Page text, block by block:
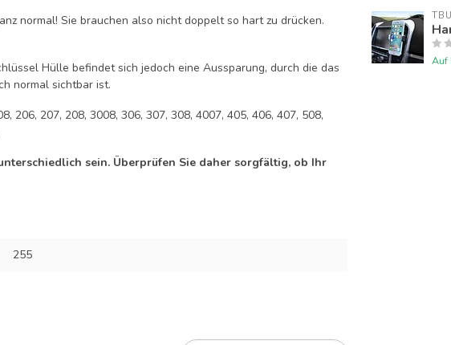
normal! Sie brauchen also nicht doppelt so hart zu drücken.
Hülle befindet sich jedoch eine Aussparung, durch die das
normal sichtbar ist.
206, 207, 208, 3008, 306, 307, 308, 4007, 405, 406, 407, 508,
sein. Überprüfen Sie daher sorgfältig, ob Ihr
255
Auf